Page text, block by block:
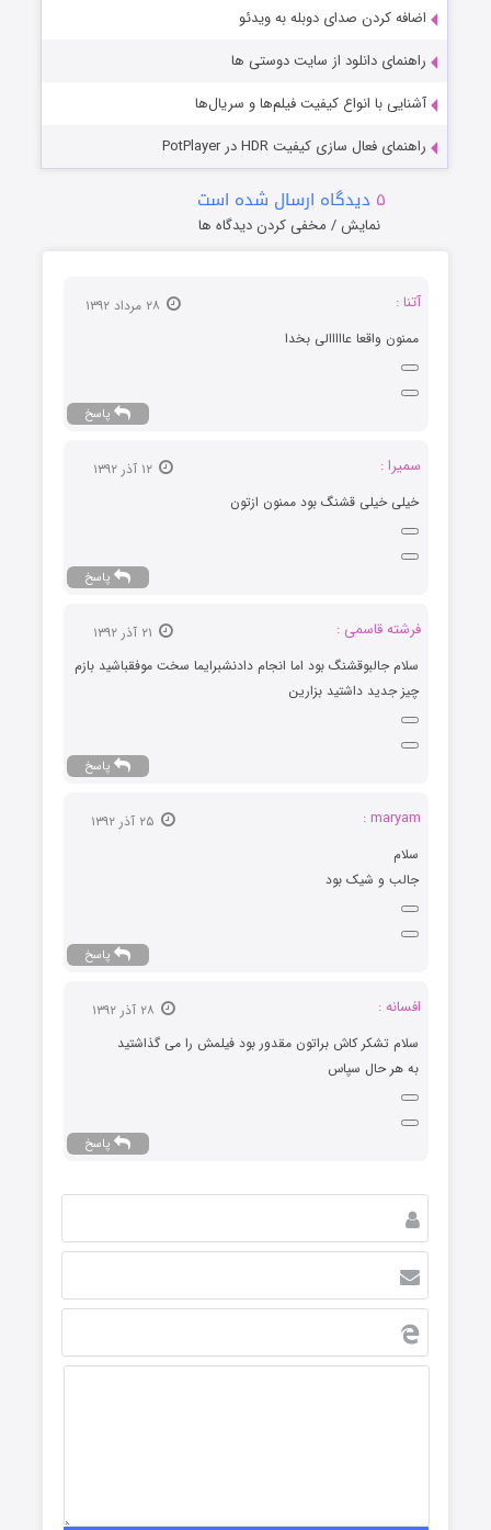
اضافه کردن صدای دوبله به ویدئو
راهنمای دانلود از سایت دوستی ها
آشنایی با انواع کیفیت فیلم‌ها و سریال‌ها
راهنمای فعال سازی کیفیت HDR در PotPlayer
۵ دیدگاه ارسال شده است
نمایش / مخفی کردن دیدگاه ها
آتنا :
ممنون واقعا عااااالی بخدا
پاسخ
سمیرا :
خیلی خیلی قشنگ بود ممنون ازتون
پاسخ
فرشته قاسمی :
سلام جالبوقشنگ بود اما انجام دادنشبرایما سخت موفقباشید بازم
چیز جدید داشتید بزارین
پاسخ
maryam :
سلام
جالب و شیک بود
پاسخ
افسانه :
سلام تشکر کاش براتون مقدور بود فیلمش را می گذاشتید
به هر حال سپاس
پاسخ